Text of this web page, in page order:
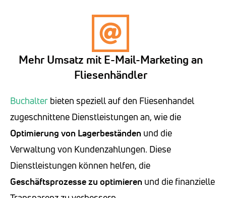
Mehr Umsatz mit E-Mail-Marketing an
Fliesenhändler
Buchalter bieten speziell auf den Fliesenhandel
zugeschnittene Dienstleistungen an, wie die
Optimierung von Lagerbeständen und die
Verwaltung von Kundenzahlungen. Diese
Dienstleistungen können helfen, die
Geschäftsprozesse zu optimieren und die finanzielle